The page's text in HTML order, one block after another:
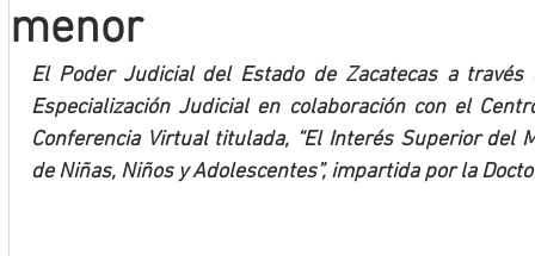
menor
El Poder Judicial del Estado de Zacatecas a
Especialización Judicial en colaboración con el
Conferencia Virtual titulada, “El Interés Superior del
de Niñas, Niños y Adolescentes”, impartida por la